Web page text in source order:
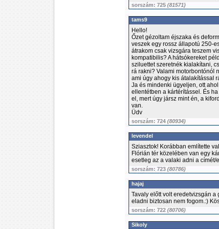
sorszám: 725 (81571)
tams9
Hello!
Őzet gézoltam éjszaka és
veszek egy rossz állapotú 250-
átrakom csak vizsgára teszem
kompatibilis? A hátsókereket
sziluettet szeretnék kialakítani,
rá rakni? Valami motorbontónól
ami úgy ahogy kis átalakítással
Ja és mindenki ügyeljen, ott
ellentétben a kártérítássel. És
el, mert úgy jársz mint én, a
van.
Üdv
sorszám: 724 (80934)
levendel
Sziasztok! Korábban említette
Flórián tér közelében van egy
esetleg az a valaki adni a
sorszám: 723 (80786)
hajaj
Tavaly előtt volt eredetvizsgán a
eladni biztosan nem fogom.:)
sorszám: 722 (80706)
Sikoly